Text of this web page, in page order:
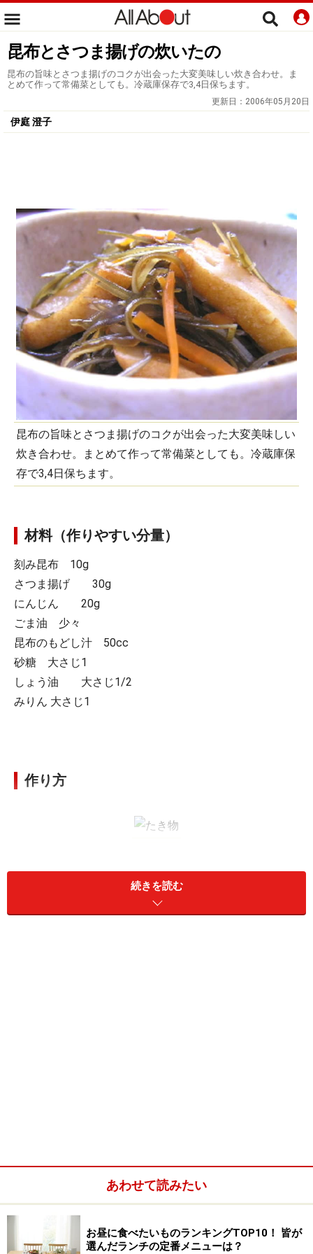
昆布とさつま揚げの炊いたの
昆布の旨味とさつま揚げのコクが出会った大変美味しい炊き合わせ。ま
とめて作って常備菜としても。冷蔵庫保存で3,4日保ちます。
更新日： 2006年05月20日
伊庭 澄子
昆布の旨味とさつま揚げのコクが出会った大変美味しい
炊き合わせ。まとめて作って常備菜としても。冷蔵庫保
存で3,4日保ちます。
材料（作りやすい分量）
刻み昆布 10g
さつま揚げ 30g
にんじん 20g
ごま油 少々
昆布のもどし汁 50cc
砂糖 大さじ1
しょう油 大さじ1/2
みりん 大さじ1
作り方
3mmに切る
３．鍋にごま油をひき、昆布、さつま揚げ、にんじんを
続きを読む
あわせて読みたい
お昼に食べたいものランキングTOP10！ 皆が
選んだランチの定番メニューは？